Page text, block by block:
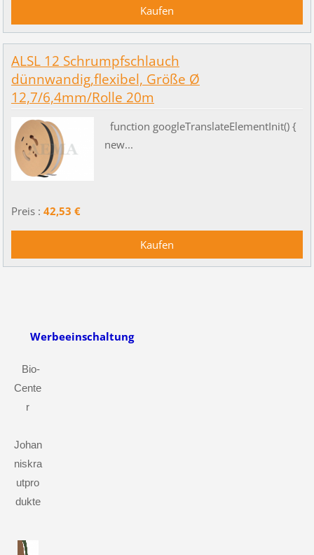
ALSL 12 Schrumpfschlauch
dünnwandig,flexibel, Größe Ø
12,7/6,4mm/Rolle 20m
function googleTranslateElementInit() {
new...
Preis : 42,53 €
Werbeeinschaltung
Bio-
Cente
r
Johan
niskra
utpro
dukte